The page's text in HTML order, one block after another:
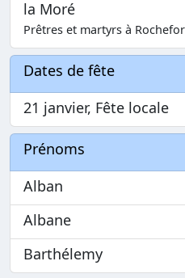
la Moré
Prêtres et martyrs à
Dates de fête
21 janvier, Fête locale
Prénoms
Alban
Albane
Barthélemy